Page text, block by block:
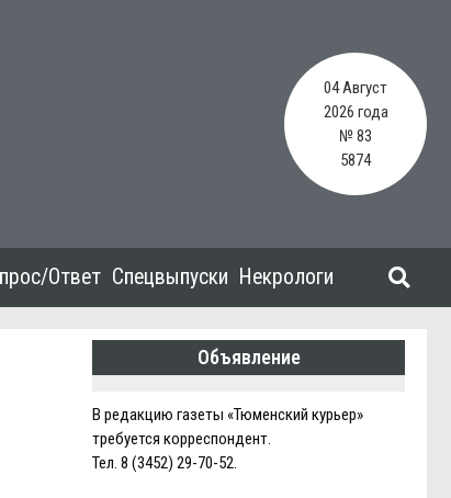
04 Август
2026 года
№ 83
5874
Ответ Спецвыпуски Некрологи
Объявление
В редакцию газеты «Тюменский курьер»
требуется корреспондент.
Тел. 8 (3452) 29-70-52.